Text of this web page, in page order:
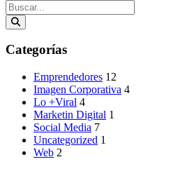
Categorías
Emprendedores 12
Imagen Corporativa 4
Lo +Viral 4
Marketin Digital 1
Social Media 7
Uncategorized 1
Web 2